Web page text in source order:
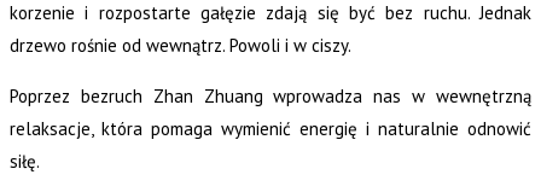
korzenie i rozpostarte gałęzie zdają się być bez ruchu. Jednak
drzewo rośnie od wewnątrz. Powoli i w ciszy.
Poprzez bezruch Zhan Zhuang wprowadza nas w wewnętrzną
relaksacje, która pomaga wymienić energię i naturalnie odnowić
siłę.